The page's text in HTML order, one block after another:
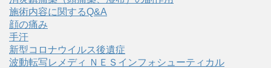
施術内容に関するQ&A
顔の痛み
手汗
新型コロナウイルス後遺症
波動転写レメディ ＮＥＳインフォシューティカル